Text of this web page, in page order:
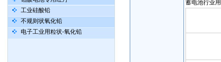
工业硅酸铅
不规则状氧化铅
电子工业用粒状-氧化铅
蓄电池行业